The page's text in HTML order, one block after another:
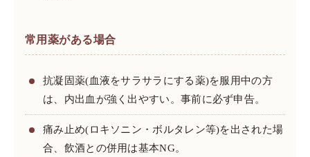
常用薬がある場合
抗凝固薬(血液をサラサラにする薬)を服用中の方
は、内出血が強く出やすい。事前に必ず申告。
痛み止め(ロキソニン・ボルタレン等)を出された場
合、飲酒との併用は基本NG。